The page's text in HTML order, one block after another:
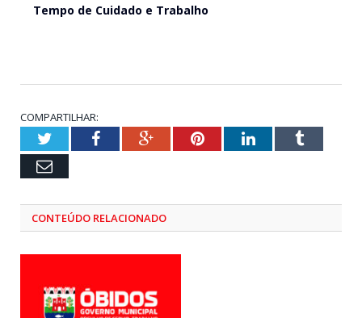
Tempo de Cuidado e Trabalho
COMPARTILHAR:
TwitterFacebookGoogle+PinterestLinkedInTumblr
Email
CONTEÚDO RELACIONADO